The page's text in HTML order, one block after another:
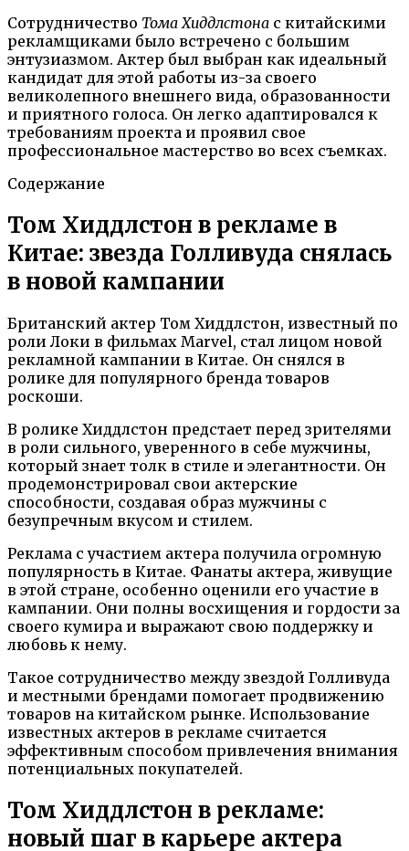
Сотрудничество Тома Хиддлстона с китайскими
рекламщиками было встречено с большим
энтузиазмом. Актер был выбран как идеальный
кандидат для этой работы из-за своего
великолепного внешнего вида, образованности
и приятного голоса. Он легко адаптировался к
требованиям проекта и проявил свое
профессиональное мастерство во всех съемках.
Содержание
Том Хиддлстон в рекламе в
Китае: звезда Голливуда снялась
в новой кампании
Британский актер Том Хиддлстон, известный по
роли Локи в фильмах Marvel, стал лицом новой
рекламной кампании в Китае. Он снялся в
ролике для популярного бренда товаров
роскоши.
В ролике Хиддлстон предстает перед зрителями
в роли сильного, уверенного в себе мужчины,
который знает толк в стиле и элегантности. Он
продемонстрировал свои актерские
способности, создавая образ мужчины с
безупречным вкусом и стилем.
Реклама с участием актера получила огромную
популярность в Китае. Фанаты актера, живущие
в этой стране, особенно оценили его участие в
кампании. Они полны восхищения и гордости за
своего кумира и выражают свою поддержку и
любовь к нему.
Такое сотрудничество между звездой Голливуда
и местными брендами помогает продвижению
товаров на китайском рынке. Использование
известных актеров в рекламе считается
эффективным способом привлечения внимания
потенциальных покупателей.
Том Хиддлстон в рекламе:
новый шаг в карьере актера